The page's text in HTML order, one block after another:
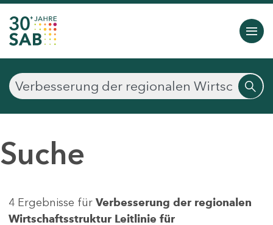
Suche
4 Ergebnisse für Verbesserung der regionalen
Wirtschaftsstruktur Leitlinie für